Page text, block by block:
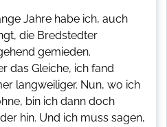
Jahre habe ich, auch
die Bredstedter
gemieden.
das Gleiche, ich fand
langweiliger. Nun, wo ich
bin ich dann doch
hin. Und ich muss sagen,